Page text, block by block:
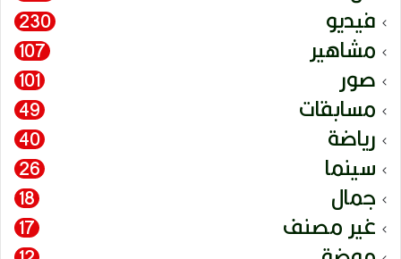
فيديو 230
مشاهير 107
صور 101
مسابقات 49
رياضة 40
سينما 26
جمال 18
غير مصنف 17